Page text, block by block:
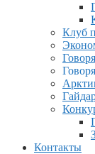
Клуб
Контакты